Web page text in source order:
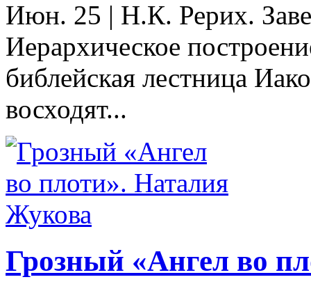
Июн. 25 | Н.К. Рерих.
Иерархическое
библейская лестница
восходят...
Грозный «Ангел во